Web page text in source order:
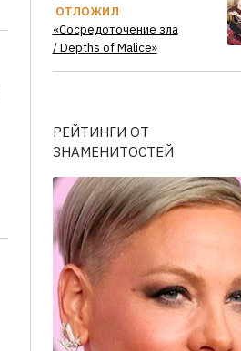
ОТЛОЖИЛ
«Сосредоточение зла
/ Depths of Malice»
РЕЙТИНГИ ОТ
ЗНАМЕНИТОСТЕЙ